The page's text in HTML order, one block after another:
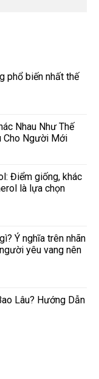
phổ biến nhất thế
Nhau Như Thế
Cho Người Mới
Điểm giống, khác
là lựa chọn
Ý nghĩa trên nhãn
yêu vang nên
Lâu? Hướng Dẫn